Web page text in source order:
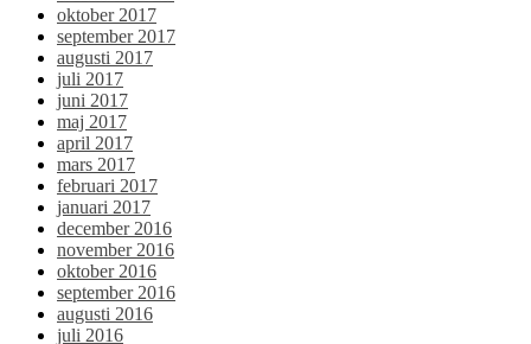
oktober 2017
september 2017
augusti 2017
juli 2017
juni 2017
maj 2017
april 2017
mars 2017
februari 2017
januari 2017
december 2016
november 2016
oktober 2016
september 2016
augusti 2016
juli 2016